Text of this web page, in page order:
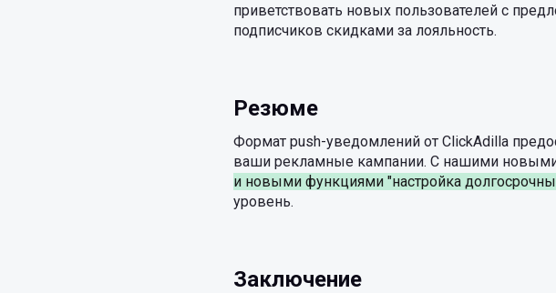
приветствовать новых пользователей с
подписчиков скидками за лояльность.
Резюме
Формат push-уведомлений от ClickAdilla
ваши рекламные кампании. С нашими новыми
и новыми функциями "настройка
уровень.
Заключение